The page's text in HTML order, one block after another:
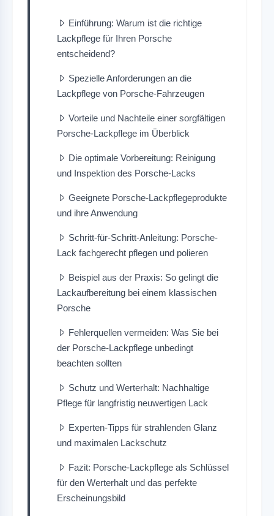
Einführung: Warum ist die richtige
Lackpflege für Ihren Porsche
entscheidend?
Spezielle Anforderungen an die
Lackpflege von Porsche-Fahrzeugen
Vorteile und Nachteile einer sorgfältigen
Porsche-Lackpflege im Überblick
Die optimale Vorbereitung: Reinigung
und Inspektion des Porsche-Lacks
Geeignete Porsche-Lackpflegeprodukte
und ihre Anwendung
Schritt-für-Schritt-Anleitung: Porsche-
Lack fachgerecht pflegen und polieren
Beispiel aus der Praxis: So gelingt die
Lackaufbereitung bei einem klassischen
Porsche
Fehlerquellen vermeiden: Was Sie bei
der Porsche-Lackpflege unbedingt
beachten sollten
Schutz und Werterhalt: Nachhaltige
Pflege für langfristig neuwertigen Lack
Experten-Tipps für strahlenden Glanz
und maximalen Lackschutz
Fazit: Porsche-Lackpflege als Schlüssel
für den Werterhalt und das perfekte
Erscheinungsbild